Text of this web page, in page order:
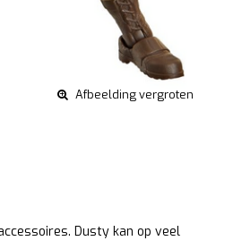
Afbeelding vergroten
Dusty kan op veel